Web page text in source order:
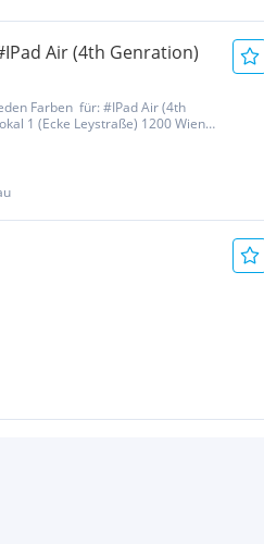
Air (4th Genration)
Farben für: #IPad Air (4th
1 (Ecke Leystraße) 1200 Wien